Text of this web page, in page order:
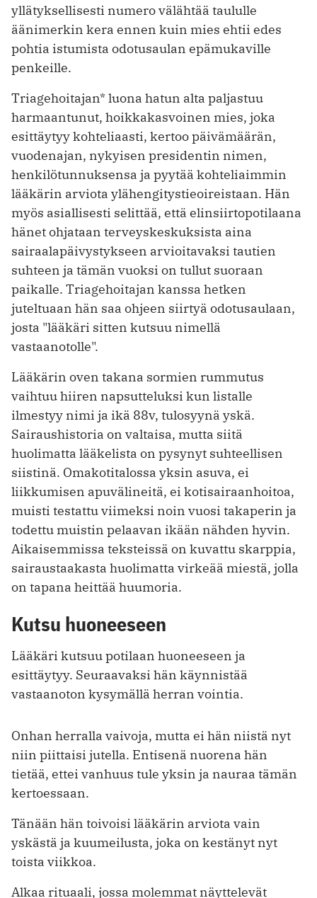
yllätyksellisesti numero välähtää taululle
äänimerkin kera ennen kuin mies ehtii edes
pohtia istumista odotusaulan epämukaville
penkeille.
Triagehoitajan* luona hatun alta paljastuu
harmaantunut, hoikkakasvoinen mies, joka
esittäytyy kohteliaasti, kertoo päivämäärän,
vuodenajan, nykyisen presidentin nimen,
henkilötunnuksensa ja pyytää kohteliaimmin
lääkärin arviota ylähengitystieoireistaan. Hän
myös asiallisesti selittää, että elinsiirtopotilaana
hänet ohjataan terveyskeskuksista aina
sairaalapäivystykseen arvioitavaksi tautien
suhteen ja tämän vuoksi on tullut suoraan
paikalle. Triagehoitajan kanssa hetken
juteltuaan hän saa ohjeen siirtyä odotusaulaan,
josta "lääkäri sitten kutsuu nimellä
vastaanotolle".
Lääkärin oven takana sormien rummutus
vaihtuu hiiren napsutteluksi kun listalle
ilmestyy nimi ja ikä 88v, tulosyynä yskä.
Sairaushistoria on valtaisa, mutta siitä
huolimatta lääkelista on pysynyt suhteellisen
siistinä. Omakotitalossa yksin asuva, ei
liikkumisen apuvälineitä, ei kotisairaanhoitoa,
muisti testattu viimeksi noin vuosi takaperin ja
todettu muistin pelaavan ikään nähden hyvin.
Aikaisemmissa teksteissä on kuvattu skarppia,
sairaustaakasta huolimatta virkeää miestä, jolla
on tapana heittää huumoria.
Kutsu huoneeseen
Lääkäri kutsuu potilaan huoneeseen ja
esittäytyy. Seuraavaksi hän käynnistää
vastaanoton kysymällä herran vointia.
Onhan herralla vaivoja, mutta ei hän niistä nyt
niin piittaisi jutella. Entisenä nuorena hän
tietää, ettei vanhuus tule yksin ja nauraa tämän
kertoessaan.
Tänään hän toivoisi lääkärin arviota vain
yskästä ja kuumeilusta, joka on kestänyt nyt
toista viikkoa.
Alkaa rituaali, jossa molemmat näyttelevät